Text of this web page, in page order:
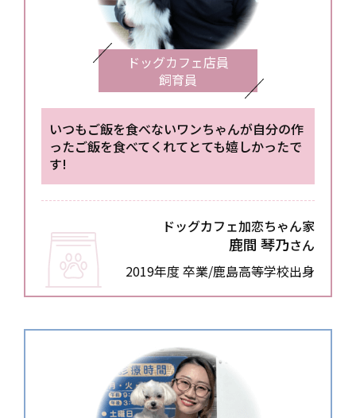
ドッグカフェ店員
飼育員
いつもご飯を食べないワンちゃんが自分の作
ったご飯を食べてくれてとても嬉しかったで
す!
ドッグカフェ加恋ちゃん家
鹿間 琴乃さん
2019年度 卒業/鹿島高等学校出身